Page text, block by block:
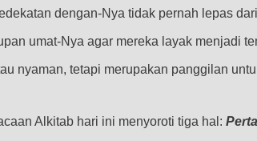
dengan-Nya tidak pernah lepas
umat-Nya agar mereka layak menjadi
nyaman, tetapi merupakan panggilan
Alkitab hari ini menyoroti tiga hal: